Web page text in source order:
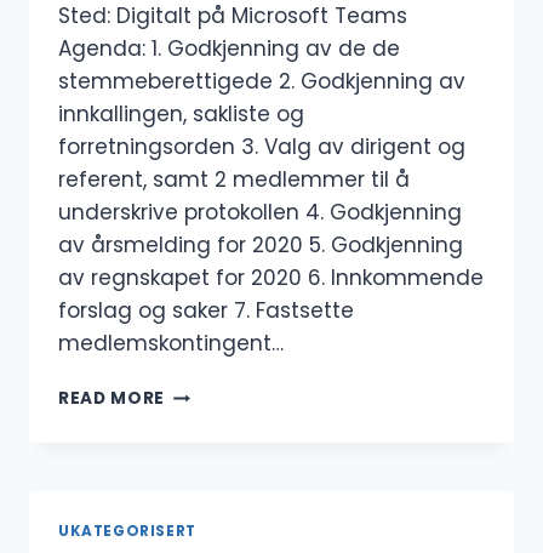
Sted: Digitalt på Microsoft Teams
Agenda: 1. Godkjenning av de de
stemmeberettigede 2. Godkjenning av
innkallingen, sakliste og
forretningsorden 3. Valg av dirigent og
referent, samt 2 medlemmer til å
underskrive protokollen 4. Godkjenning
av årsmelding for 2020 5. Godkjenning
av regnskapet for 2020 6. Innkommende
forslag og saker 7. Fastsette
medlemskontingent…
READ MORE ÅRSMØTE
UKATEGORISERT